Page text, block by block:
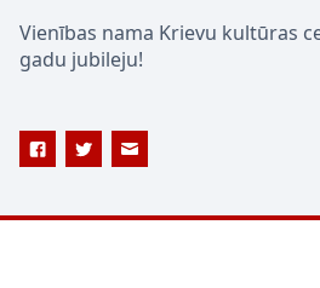
Vienības nama Krievu kultūras
gadu jubileju!